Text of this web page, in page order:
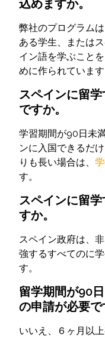
込めますか。
弊社のプログラム
ある学生、または
イン語を学ぶこと
めに作られています
スペインに留
ですか。
学習期間が90日未
ンに入国できるだ
りも長い場合は、
す。
スペインに留
すか。
スペイン政府は、
強するすべてのに
す。
留学期間が90
の申請が必要で
いいえ、６ヶ月以